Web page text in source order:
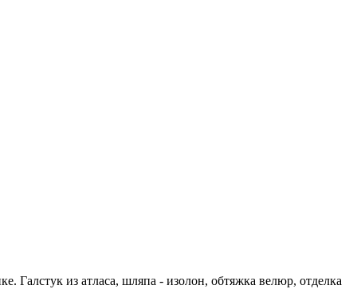
Галстук из атласа, шляпа - изолон, обтяжка велюр, отделка